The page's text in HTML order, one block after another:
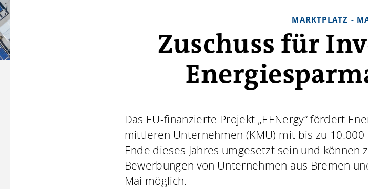
MARKTPLATZ -
Zuschuss für
Das EU-finanzierte Projekt „EENergy“ fördert
mittleren Unternehmen (KMU) mit bis zu
Ende dieses Jahres umgesetzt sein und können
Bewerbungen von Unternehmen aus Bremen
Mai möglich.